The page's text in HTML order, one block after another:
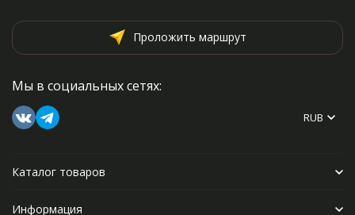
Проложить маршрут
Мы в социальных сетях:
RUB
Каталог товаров
Информация